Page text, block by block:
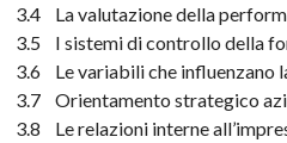
3.4 La valutazione della
3.5 I sistemi di controllo della
3.6 Le variabili che influenzano
3.7 Orientamento strategico
3.8 Le relazioni interne